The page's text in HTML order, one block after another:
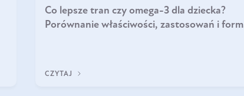
Co lepsze tran czy omega-3 dla dziecka?
Porównanie właściwości, zastosowań i form
CZYTAJ